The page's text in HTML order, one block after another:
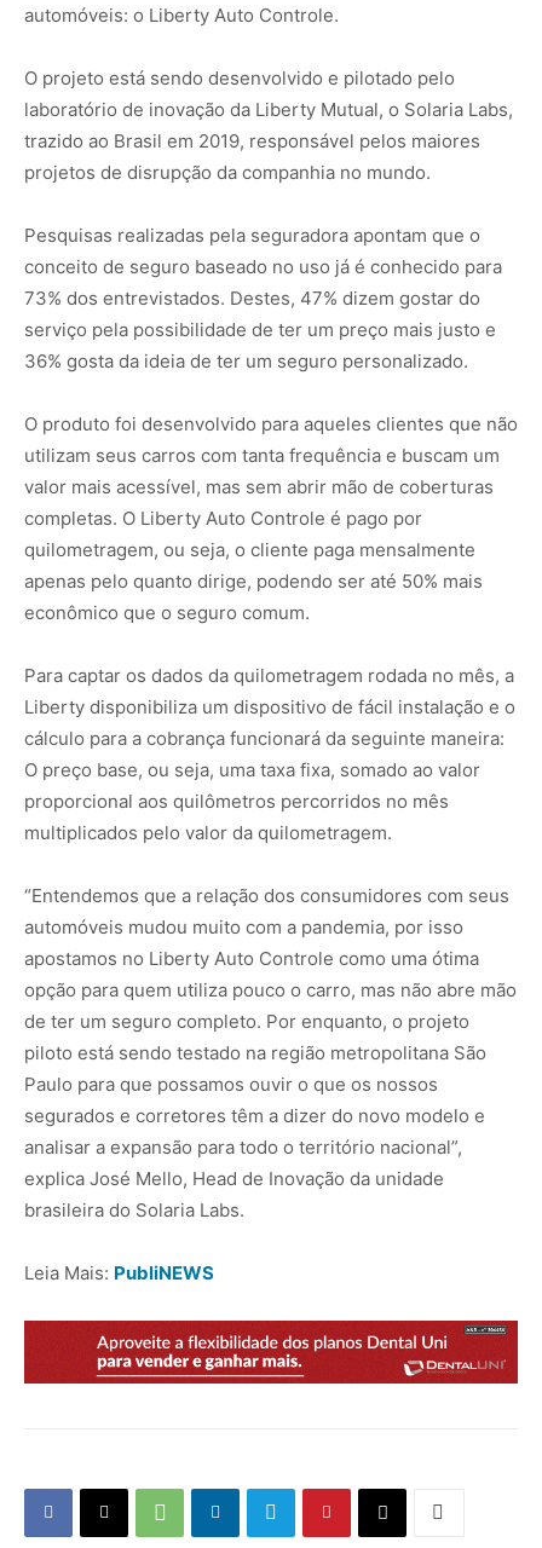
automóveis: o Liberty Auto Controle.
O projeto está sendo desenvolvido e pilotado pelo
laboratório de inovação da Liberty Mutual, o Solaria Labs,
trazido ao Brasil em 2019, responsável pelos maiores
projetos de disrupção da companhia no mundo.
Pesquisas realizadas pela seguradora apontam que o
conceito de seguro baseado no uso já é conhecido para
73% dos entrevistados. Destes, 47% dizem gostar do
serviço pela possibilidade de ter um preço mais justo e
36% gosta da ideia de ter um seguro personalizado.
O produto foi desenvolvido para aqueles clientes que não
utilizam seus carros com tanta frequência e buscam um
valor mais acessível, mas sem abrir mão de coberturas
completas. O Liberty Auto Controle é pago por
quilometragem, ou seja, o cliente paga mensalmente
apenas pelo quanto dirige, podendo ser até 50% mais
econômico que o seguro comum.
Para captar os dados da quilometragem rodada no mês, a
Liberty disponibiliza um dispositivo de fácil instalação e o
cálculo para a cobrança funcionará da seguinte maneira:
O preço base, ou seja, uma taxa fixa, somado ao valor
proporcional aos quilômetros percorridos no mês
multiplicados pelo valor da quilometragem.
“Entendemos que a relação dos consumidores com seus
automóveis mudou muito com a pandemia, por isso
apostamos no Liberty Auto Controle como uma ótima
opção para quem utiliza pouco o carro, mas não abre mão
de ter um seguro completo. Por enquanto, o projeto
piloto está sendo testado na região metropolitana São
Paulo para que possamos ouvir o que os nossos
segurados e corretores têm a dizer do novo modelo e
analisar a expansão para todo o território nacional”,
explica José Mello, Head de Inovação da unidade
brasileira do Solaria Labs.
Leia Mais: PubliNEWS